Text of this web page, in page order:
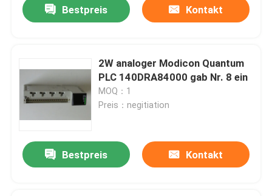
Bestpreis Kontakt
2W analoger Modicon Quantum
PLC 140DRA84000 gab Nr. 8 ein
MOQ：1
Preis：negitiation
Bestpreis Kontakt